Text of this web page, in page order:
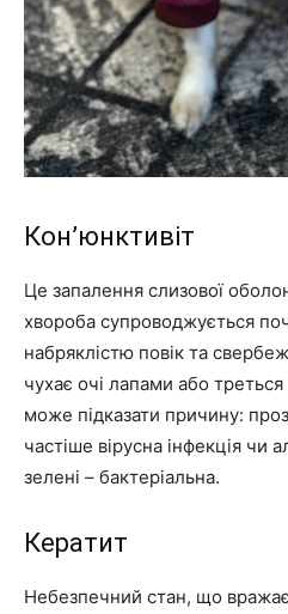
Кон’юнктивіт
Це запалення слизової
хвороба супроводжується
набряклістю повік та
чухає очі лапами або
може підказати причину:
частіше вірусна інфекція чи
зелені – бактеріальна.
Кератит
Небезпечний стан, що вражає